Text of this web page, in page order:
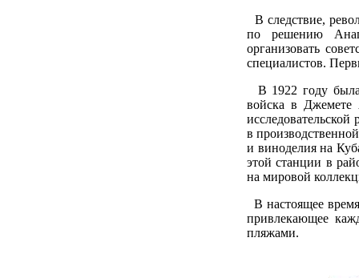
В следствие,
по решению
организовать
специалистов.
В 1922 году была
войска в Джемете
в
и виноделия на
этой станции в
на мировой
В настоящее
привлекающее
пляжами.